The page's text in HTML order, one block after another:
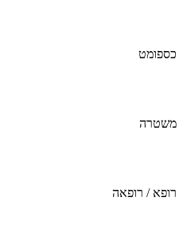
כספומט
משטרה
רופא / רופאה